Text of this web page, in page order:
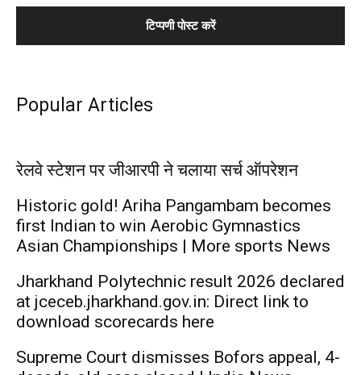
Popular Articles
रेलवे स्टेशन पर जीआरपी ने चलाया सर्च ऑपरेशन
Historic gold! Ariha Pangambam becomes
first Indian to win Aerobic Gymnastics
Asian Championships | More sports News
Jharkhand Polytechnic result 2026 declared
at jceceb.jharkhand.gov.in: Direct link to
download scorecards here
Supreme Court dismisses Bofors appeal, 4-